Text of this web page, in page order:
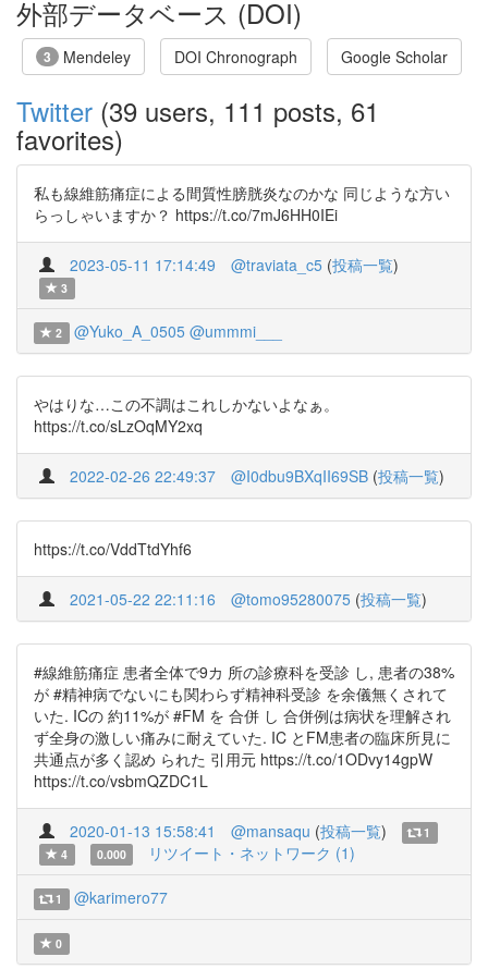
外部データベース (DOI)
3 Mendeley DOI Chronograph Google Scholar
Twitter (39 users, 111 posts, 61
favorites)
私も線維筋痛症による間質性膀胱炎なのかな 同じような方い
らっしゃいますか？ https://t.co/7mJ6HH0IEi
2023-05-11 17:14:49 @traviata_c5 (投稿一覧)
3
2 @Yuko_A_0505 @ummmi___
やはりな…この不調はこれしかないよなぁ。
https://t.co/sLzOqMY2xq
2022-02-26 22:49:37 @I0dbu9BXqII69SB (投稿一覧)
https://t.co/VddTtdYhf6
2021-05-22 22:11:16 @tomo95280075 (投稿一覧)
#線維筋痛症 患者全体で9カ 所の診療科を受診 し, 患者の38%
が #精神病でないにも関わらず精神科受診 を余儀無くされて
いた. ICの 約11%が #FM を 合併 し 合併例は病状を理解され
ず全身の激しい痛みに耐えていた. IC とFM患者の臨床所見に
共通点が多く認め られた 引用元 https://t.co/1ODvy14gpW
https://t.co/vsbmQZDC1L
2020-01-13 15:58:41 @mansaqu (投稿一覧)
1
4
0.000 リツイート・ネットワーク (1)
1 @karimero77
0